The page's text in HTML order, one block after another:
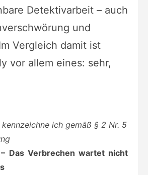
Detektivarbeit – auch
und
Vergleich damit ist
vor allem eines: sehr,
ich gemäß § 2 Nr. 5
Das Verbrechen wartet nicht